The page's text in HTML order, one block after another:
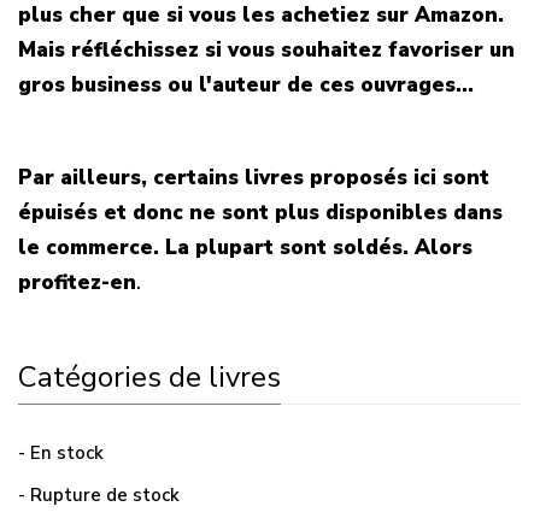
plus cher que si vous les achetiez sur Amazon.
Mais réfléchissez si vous souhaitez favoriser un
gros business ou l'auteur de ces ouvrages...
Par ailleurs, certains livres proposés ici sont
épuisés et donc ne sont plus disponibles dans
le commerce. La plupart sont soldés. Alors
profitez-en.
Catégories de livres
- En stock
- Rupture de stock